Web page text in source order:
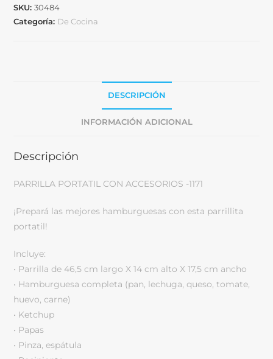
SKU:30484
Categoría: De Cocina
DESCRIPCIÓN
INFORMACIÓN ADICIONAL
Descripción
PARRILLA PORTATIL CON ACCESORIOS -1171
¡Prepará las mejores hamburguesas con esta parrillita
portatil!
Incluye:
• Parrilla de 46,5 cm largo X 14 cm alto X 17,5 cm ancho
• Hamburguesa completa (pan, lechuga, queso, tomate,
huevo, carne)
• Ketchup
• Papas
• Pinza, espátula